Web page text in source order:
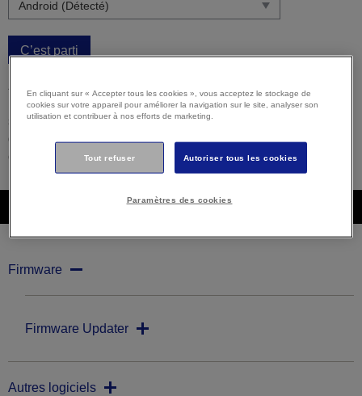
C’est parti
ne soit pas détecté correctement. Il est important que vous
sélectionniez manuellement votre système d'exploitation ci-
dessus pour vous assurer que vous visualisez un contenu
compatible.
Firmware
Firmware Updater
Autres logiciels
En cliquant sur « Accepter tous les cookies », vous acceptez le stockage de
cookies sur votre appareil pour améliorer la navigation sur le site, analyser son
utilisation et contribuer à nos efforts de marketing.
Tout refuser Autoriser tous les cookies
Paramètres des cookies